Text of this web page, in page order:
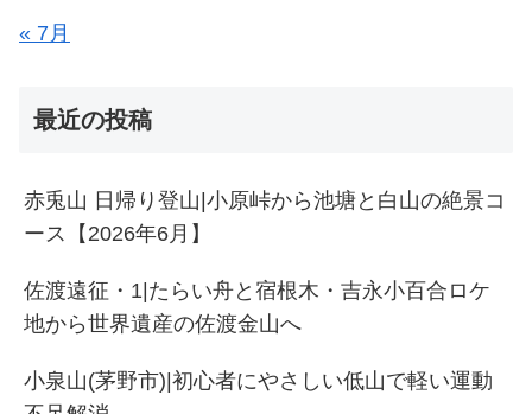
« 7月
最近の投稿
赤兎山 日帰り登山|小原峠から池塘と白山の絶景コ
ース【2026年6月】
佐渡遠征・1|たらい舟と宿根木・吉永小百合ロケ
地から世界遺産の佐渡金山へ
小泉山(茅野市)|初心者にやさしい低山で軽い運動